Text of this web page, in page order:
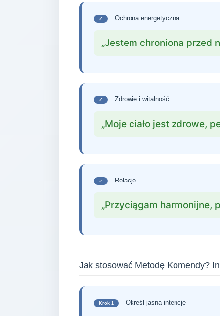
✓ Ochrona energetyczna
„Jestem chroniona przed
✓ Zdrowie i witalność
„Moje ciało jest zdrowe,
✓ Relacje
„Przyciągam harmonijne,
Jak stosować Metodę Komendy?
Krok 1 Określ jasną intencję